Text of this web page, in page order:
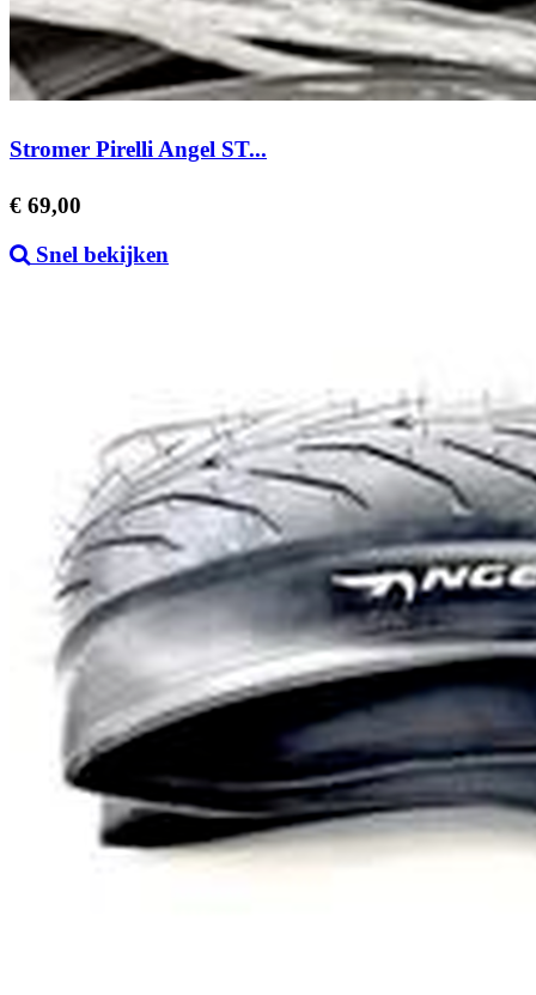
Stromer Pirelli Angel ST...
Prijs
€ 69,00
Snel bekijken